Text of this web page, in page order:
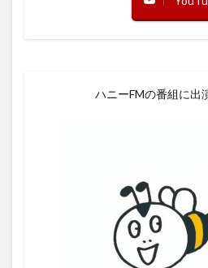
ハニーFMの番組に出